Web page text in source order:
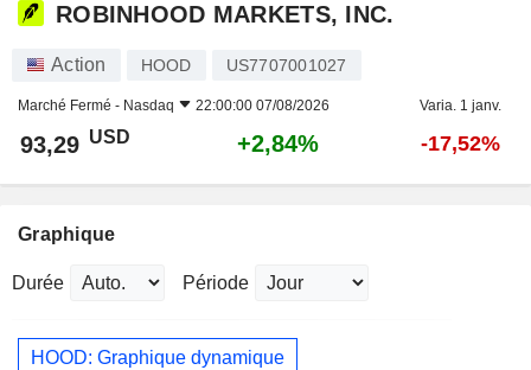
ROBINHOOD MARKETS, INC.
Action HOOD US7707001027
Marché Fermé - Nasdaq 22:00:00 07/08/2026 Varia. 1 janv.
93,29 USD +2,84% -17,52%
Graphique
Durée Période
HOOD: Graphique dynamique